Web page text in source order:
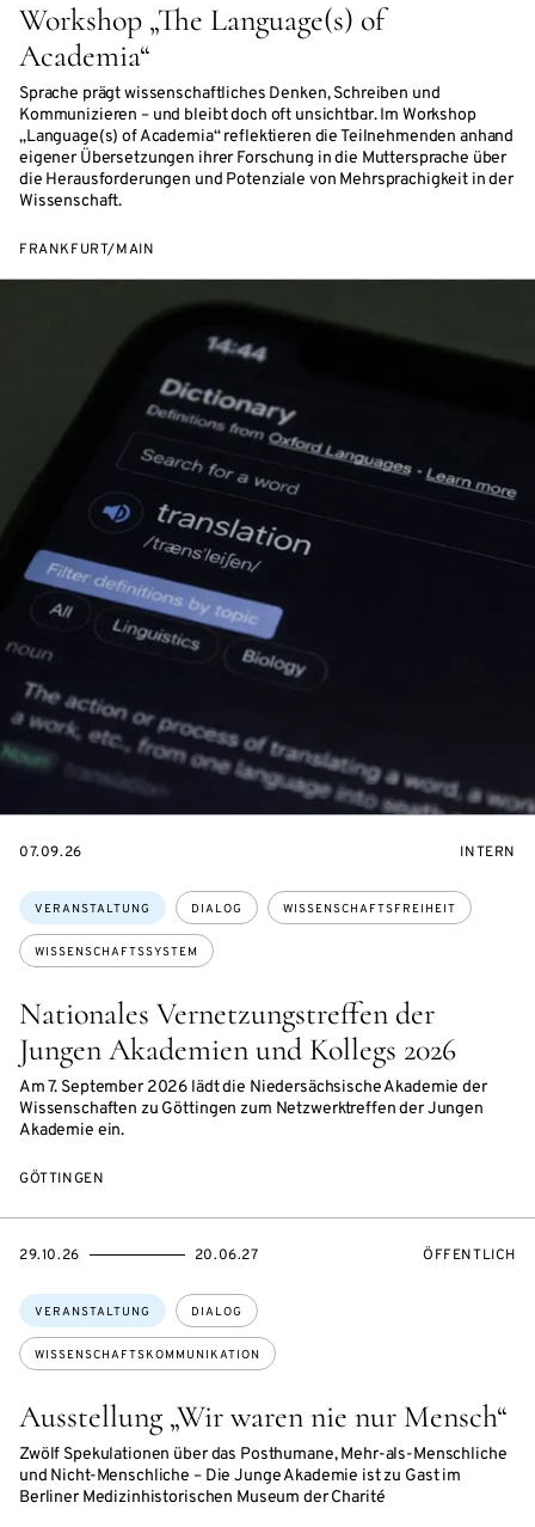
Workshop „The Language(s) of
Academia“
Sprache prägt wissenschaftliches Denken, Schreiben und
Kommunizieren – und bleibt doch oft unsichtbar. Im Workshop
„Language(s) of Academia“ reflektieren die Teilnehmenden anhand
eigener Übersetzungen ihrer Forschung in die Muttersprache über
die Herausforderungen und Potenziale von Mehrsprachigkeit in der
Wissenschaft.
FRANKFURT/MAIN
Nationales Vernetzungstreffen der
Jungen Akademien und Kollegs 2026
Am 7. September 2026 lädt die Niedersächsische Akademie der
Wissenschaften zu Göttingen zum Netzwerktreffen der Jungen
Akademie ein.
Themen:
VERANSTALTUNG DIALOG WISSENSCHAFTSFREIHEIT
WISSENSCHAFTSSYSTEM
EVENTBEGINSON
07.09.26 INTERN
GÖTTINGEN
Ausstellung „Wir waren nie nur Mensch“
Zwölf Spekulationen über das Posthumane, Mehr-als-Menschliche
und Nicht-Menschliche – Die Junge Akademie ist zu Gast im
Berliner Medizinhistorischen Museum der Charité
Themen:
VERANSTALTUNG DIALOG
WISSENSCHAFTSKOMMUNIKATION
EVENTBEGINSON
29.10.26
EVENTENDSON 20.06.27 ÖFFENTLICH